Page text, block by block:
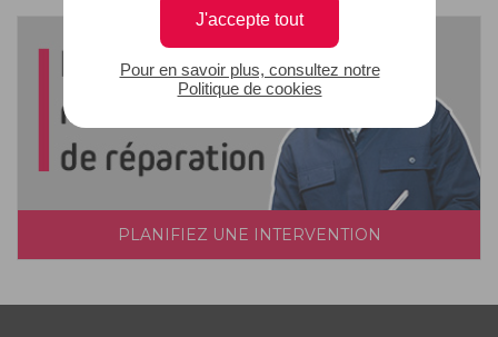
J'accepte tout
Pour en savoir plus, consultez notre
Politique de cookies
PLANIFIEZ UNE INTERVENTION